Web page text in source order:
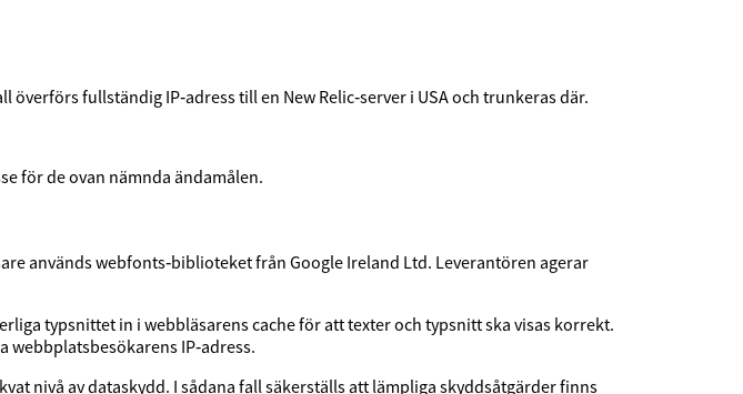
fullständig IP‑adress till en New Relic‑server i USA och trunkeras där.
för de ovan nämnda ändamålen.
används webfonts‑biblioteket från Google Ireland Ltd. Leverantören agerar
typsnittet in i webbläsarens cache för att texter och typsnitt ska visas korrekt.
IP‑adress.
nivå av dataskydd. I sådana fall säkerställs att lämpliga skyddsåtgärder finns